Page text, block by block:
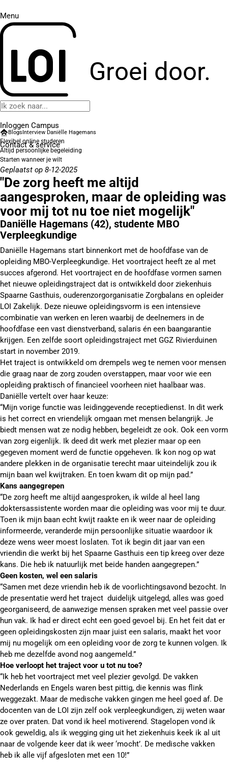
Menu
Groei door.
Inloggen Campus
Contact& service
BlogsInterview Daniëlle Hagemans
Flexibel online studeren
Altijd persoonlijke begeleiding
Starten wanneer je wilt
Geplaatst op 8-12-2025
"De zorg heeft me altijd
aangesproken, maar de opleiding was
voor mij tot nu toe niet mogelijk"
Daniëlle Hagemans (42), studente MBO
Verpleegkundige
Daniëlle Hagemans start binnenkort met de hoofdfase van de
opleiding MBO-Verpleegkundige. Het voortraject heeft ze al met
succes afgerond. Het voortraject en de hoofdfase vormen samen
het nieuwe opleidingstraject dat is ontwikkeld door ziekenhuis
Spaarne Gasthuis, ouderenzorgorganisatie Zorgbalans en opleider
LOI Zakelijk. Deze nieuwe opleidingsvorm is een intensieve
combinatie van werken en leren waarbij de deelnemers in de
hoofdfase een vast dienstverband, salaris én een baangarantie
krijgen. Een zelfde soort opleidingstraject met GGZ Rivierduinen
start in november 2019.
Het traject is ontwikkeld om drempels weg te nemen voor mensen
die graag naar de zorg zouden overstappen, maar voor wie een
opleiding praktisch of financieel voorheen niet haalbaar was.
Daniëlle vertelt over haar keuze:
“Mijn vorige functie was leidinggevende receptiedienst. In dit werk
is het correct en vriendelijk omgaan met mensen belangrijk. Je
biedt mensen wat ze nodig hebben, begeleidt ze ook. Ook een vorm
van zorg eigenlijk. Ik deed dit werk met plezier maar op een
gegeven moment werd de functie opgeheven. Ik kon nog op wat
andere plekken in de organisatie terecht maar uiteindelijk zou ik
mijn baan wel kwijtraken. En toen kwam dit op mijn pad.”
Kans aangegrepen
“De zorg heeft me altijd aangesproken, ik wilde al heel lang
doktersassistente worden maar die opleiding was voor mij te duur.
Toen ik mijn baan echt kwijt raakte en ik weer naar de opleiding
informeerde, veranderde mijn persoonlijke situatie waardoor ik
deze wens weer moest loslaten. Tot ik begin dit jaar van een
vriendin die werkt bij het Spaarne Gasthuis een tip kreeg over deze
kans. Die heb ik natuurlijk met beide handen aangegrepen.”
Geen kosten, wel een salaris
“Samen met deze vriendin heb ik de voorlichtingsavond bezocht. In
de presentatie werd het traject duidelijk uitgelegd, alles was goed
georganiseerd, de aanwezige mensen spraken met veel passie over
hun vak. Ik had er direct echt een goed gevoel bij. En het feit dat er
geen opleidingskosten zijn maar juist een salaris, maakt het voor
mij nu mogelijk om een opleiding voor de zorg te kunnen volgen. Ik
heb me dezelfde avond nog aangemeld.”
Hoe verloopt het traject voor u tot nu toe?
“Ik heb het voortraject met veel plezier gevolgd. De vakken
Nederlands en Engels waren best pittig, die kennis was flink
weggezakt. Maar de medische vakken gingen me heel goed af. De
docenten van de LOI zijn zelf ook verpleegkundigen, zij weten waar
ze over praten. Dat vond ik heel motiverend. Stagelopen vond ik
ook geweldig, als ik wegging ging uit het ziekenhuis keek ik al uit
naar de volgende keer dat ik weer ‘mocht’. De medische vakken
heb ik alle vijf afgesloten met een 10!”